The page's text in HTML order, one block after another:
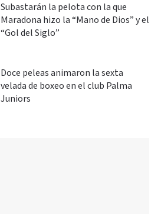
Subastarán la pelota con la que
Maradona hizo la “Mano de Dios” y el
“Gol del Siglo”
Doce peleas animaron la sexta
velada de boxeo en el club Palma
Juniors